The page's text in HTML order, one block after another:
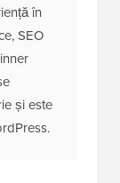
în
SEO
și este